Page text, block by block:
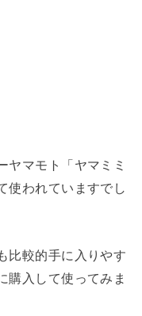
ヤマモト「ヤマミミ
使われていますでし
比較的手に入りやす
購入して使ってみま